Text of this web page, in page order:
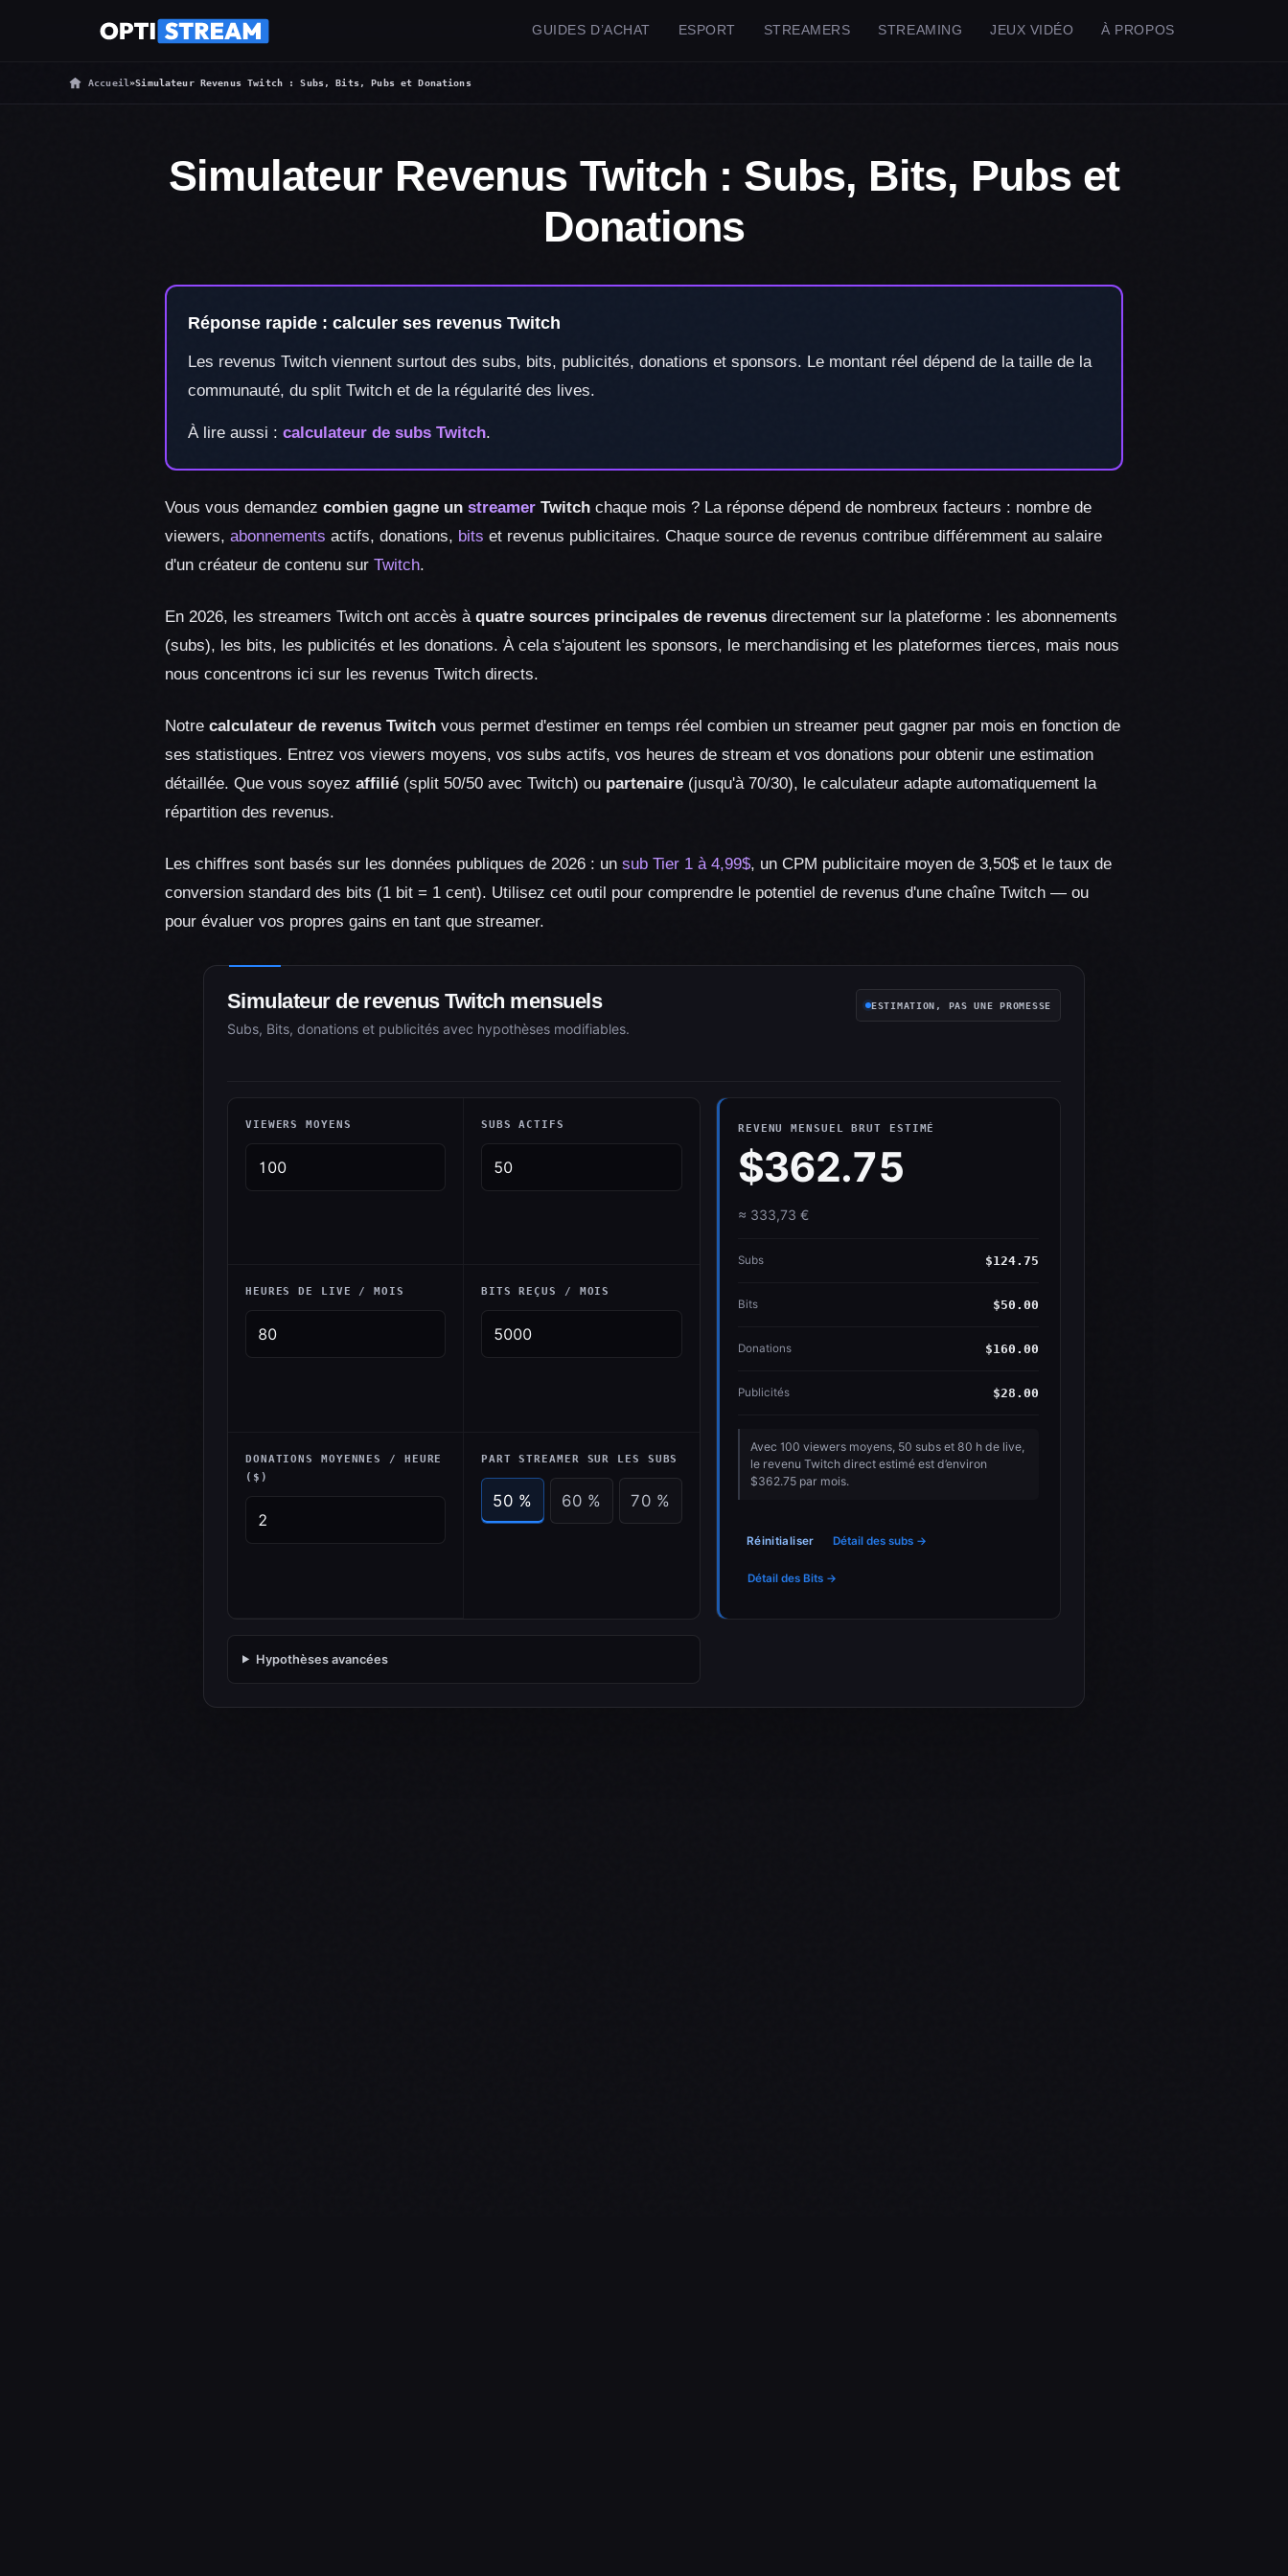
GUIDES D’ACHAT ESPORT STREAMERS STREAMING JEUX VIDÉO À PROPOS
Accueil »Simulateur Revenus Twitch : Subs, Bits, Pubs et Donations
Simulateur Revenus Twitch : Subs, Bits, Pubs et
Donations
Réponse rapide : calculer ses revenus Twitch
Les revenus Twitch viennent surtout des subs, bits, publicités, donations et sponsors. Le montant réel dépend de la taille de la
communauté, du split Twitch et de la régularité des lives.
À lire aussi : calculateur de subs Twitch.
Vous vous demandez combien gagne un streamer Twitch chaque mois ? La réponse dépend de nombreux facteurs : nombre de
viewers, abonnements actifs, donations, bits et revenus publicitaires. Chaque source de revenus contribue différemment au salaire
d'un créateur de contenu sur Twitch.
En 2026, les streamers Twitch ont accès à quatre sources principales de revenus directement sur la plateforme : les abonnements
(subs), les bits, les publicités et les donations. À cela s'ajoutent les sponsors, le merchandising et les plateformes tierces, mais nous
nous concentrons ici sur les revenus Twitch directs.
Notre calculateur de revenus Twitch vous permet d'estimer en temps réel combien un streamer peut gagner par mois en fonction de
ses statistiques. Entrez vos viewers moyens, vos subs actifs, vos heures de stream et vos donations pour obtenir une estimation
détaillée. Que vous soyez affilié (split 50/50 avec Twitch) ou partenaire (jusqu'à 70/30), le calculateur adapte automatiquement la
répartition des revenus.
Les chiffres sont basés sur les données publiques de 2026 : un sub Tier 1 à 4,99$, un CPM publicitaire moyen de 3,50$ et le taux de
conversion standard des bits (1 bit = 1 cent). Utilisez cet outil pour comprendre le potentiel de revenus d'une chaîne Twitch — ou
pour évaluer vos propres gains en tant que streamer.
Simulateur de revenus Twitch mensuels
Subs, Bits, donations et publicités avec hypothèses modifiables.
ESTIMATION, PAS UNE PROMESSE
VIEWERS MOYENS SUBS ACTIFS
HEURES DE LIVE / MOIS BITS REÇUS / MOIS
DONATIONS MOYENNES / HEURE
($)
PART STREAMER SUR LES SUBS
50 % 60 % 70 %
Hypothèses avancées
REVENU MENSUEL BRUT ESTIMÉ
$362.75
≈ 333,73 €
Subs $124.75
Bits $50.00
Donations $160.00
Publicités $28.00
Avec 100 viewers moyens, 50 subs et 80 h de live,
le revenu Twitch direct estimé est d’environ
$362.75 par mois.
Réinitialiser Détail des subs
Détail des Bits